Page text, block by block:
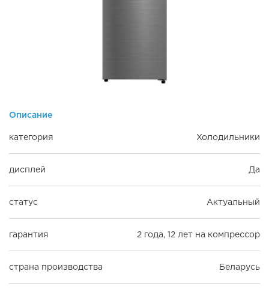
Описание
категория Холодильники
дисплей Да
статус Актуальный
гарантия 2 года, 12 лет на компрессор
страна производства Беларусь